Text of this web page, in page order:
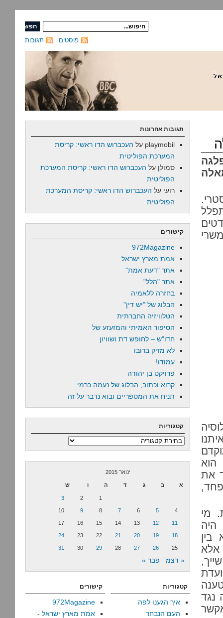
תגובות פוסטים
ומתפלל
סיכוי גבוה מאד ש-19 מנדטים
51% מהאוכלוסיה
את
שפחד,
מי
היה
בין
אלא
נגד
תגובות אחרונות
playmobil על העכברוש הדו ראשי: קריסת
המערכת הפוליטית
סמולן על העכברוש הדו ראשי: קריסת המערכת
הפוליטית
רועי על העכברוש הדו ראשי: קריסת המערכת
הפוליטית
קישורים
972Magazine
אמת מארץ ישראל
אתר "דעת אמת"
אתר "הלל"
בחזרה ללאמיה
הבלוג של "יש דין"
הטלוויזיה החברתית
הסיפור האמיתי והמזעזע של
חדו"ש – לחופש דת ושוויון
לא מזיק ברובו
עמודו!
פרויקט בן יהודה
קרוא וכתוב, הבלוג של נעמה כרמי
תניח את המספריים ובוא נדבר על זה
קטגוריות
קטגוריות
ינואר 2015
א ב ג ד ה ו ש
1
2
3
4
5
6
7
8
9
10
11
12
13
14
15
16
17
18
19
20
21
22
23
24
25
26
27
28
29
30
31
« דצמ פבר »
קטגוריות
איך הגענו לפה
העם הנבחר
קישורים
972Magazine
אמת מארץ ישראל -